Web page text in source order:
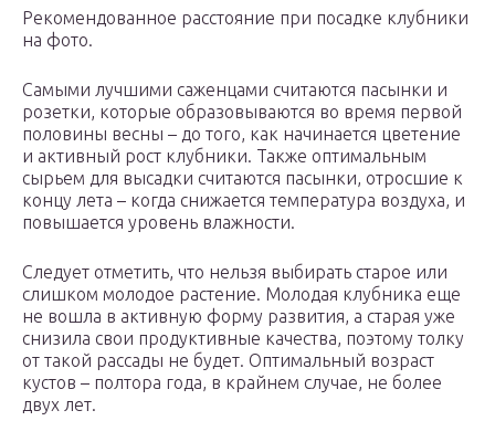
Рекомендованное расстояние при посадке клубники
на фото.
Самыми лучшими саженцами считаются пасынки и
розетки, которые образовываются во время первой
половины весны – до того, как начинается цветение
и активный рост клубники. Также оптимальным
сырьем для высадки считаются пасынки, отросшие к
концу лета – когда снижается температура воздуха, и
повышается уровень влажности.
Следует отметить, что нельзя выбирать старое или
слишком молодое растение. Молодая клубника еще
не вошла в активную форму развития, а старая уже
снизила свои продуктивные качества, поэтому толку
от такой рассады не будет. Оптимальный возраст
кустов – полтора года, в крайнем случае, не более
двух лет.